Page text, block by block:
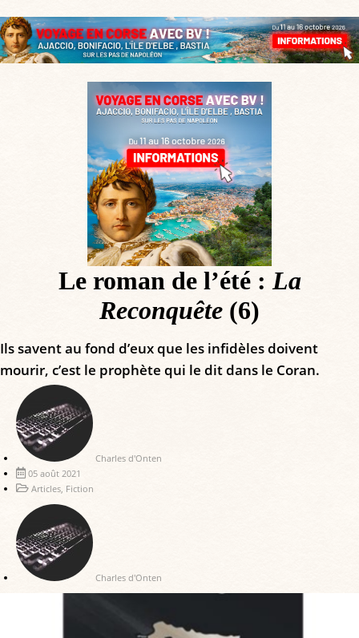
Le roman de l’été : La
Reconquête (6)
Ils savent au fond d’eux que les infidèles doivent
mourir, c’est le prophète qui le dit dans le Coran.
Charles d'Onten
05 août 2021
Articles, Fiction
Charles d'Onten